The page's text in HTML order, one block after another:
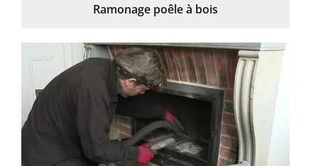
Ramonage poêle à bois